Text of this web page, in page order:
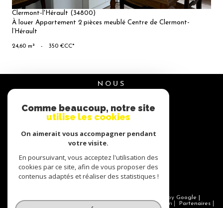
Clermont-l'Hérault (34800)
À louer Appartement 2 pièces meublé Centre de Clermont-
l’Hérault
24,60 m² - 350 €CC*
NOUS
NOUS
adhérons
© 2026 | Tous droits réservés | Traduction powered by Google |
Nos honoraires
Admin
Partenaires
Comme beaucoup, notre site
utilise les cookies
On aimerait vous accompagner pendant
votre visite.
En poursuivant, vous acceptez l'utilisation des
cookies par ce site, afin de vous proposer des
contenus adaptés et réaliser des statistiques !